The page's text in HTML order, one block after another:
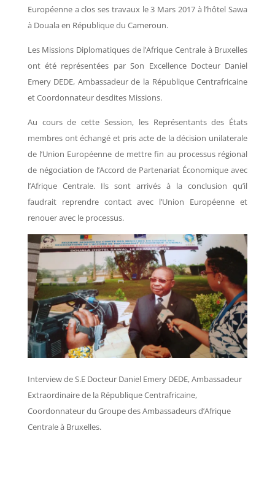
Européenne a clos ses travaux le 3 Mars 2017 à l’hôtel Sawa
à Douala en République du Cameroun.
Les Missions Diplomatiques de l’Afrique Centrale à Bruxelles
ont été représentées par Son Excellence Docteur Daniel
Emery DEDE, Ambassadeur de la République Centrafricaine
et Coordonnateur desdites Missions.
Au cours de cette Session, les Représentants des États
membres ont échangé et pris acte de la décision unilaterale
de l’Union Européenne de mettre fin au processus régional
de négociation de l’Accord de Partenariat Économique avec
l’Afrique Centrale. Ils sont arrivés à la conclusion qu’il
faudrait reprendre contact avec l’Union Européenne et
renouer avec le processus.
Interview de S.E Docteur Daniel Emery DEDE, Ambassadeur
Extraordinaire de la République Centrafricaine,
Coordonnateur du Groupe des Ambassadeurs d’Afrique
Centrale à Bruxelles.